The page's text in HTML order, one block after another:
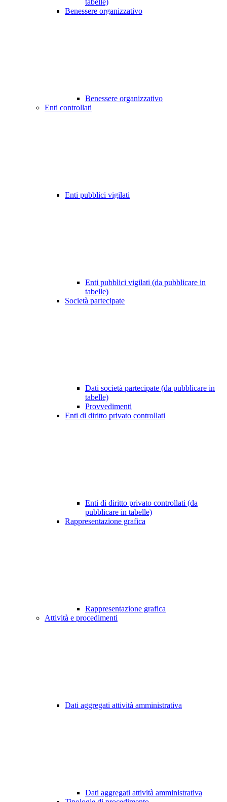
tabelle)
Benessere organizzativo
Benessere organizzativo
Enti controllati
Enti pubblici vigilati
Enti pubblici vigilati (da pubblicare in
tabelle)
Società partecipate
Dati società partecipate (da pubblicare in
tabelle)
Provvedimenti
Enti di diritto privato controllati
Enti di diritto privato controllati (da
pubblicare in tabelle)
Rappresentazione grafica
Rappresentazione grafica
Attività e procedimenti
Dati aggregati attività amministrativa
Dati aggregati attività amministrativa